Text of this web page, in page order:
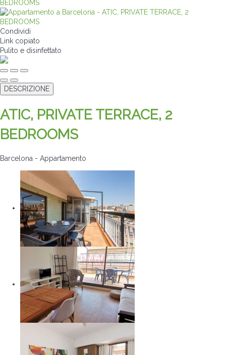
Condividi
Link copiato
Pulito e disinfettato
DESCRIZIONE
ATIC, PRIVATE TERRACE, 2
BEDROOMS
Barcelona - Appartamento